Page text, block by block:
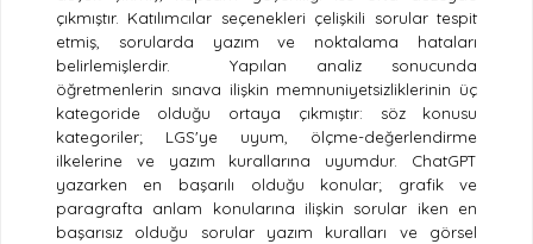
çıkmıştır. Katılımcılar seçenekleri çelişkili sorular tespit
etmiş, sorularda yazım ve noktalama hataları
belirlemişlerdir.
Yapılan analiz sonucunda
öğretmenlerin sınava ilişkin memnuniyetsizliklerinin üç
kategoride olduğu ortaya çıkmıştır: söz konusu
kategoriler; LGS'ye uyum, ölçme-değerlendirme
ilkelerine ve yazım kurallarına uyumdur. ChatGPT
yazarken en başarılı olduğu konular; grafik ve
paragrafta anlam konularına ilişkin sorular iken en
başarısız olduğu sorular yazım kuralları ve görsel